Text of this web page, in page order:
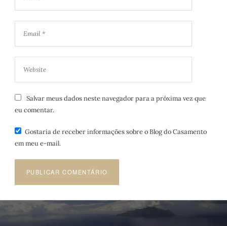
Salvar meus dados neste navegador para a próxima vez que
eu comentar.
Gostaria de receber informações sobre o Blog do Casamento
em meu e-mail.